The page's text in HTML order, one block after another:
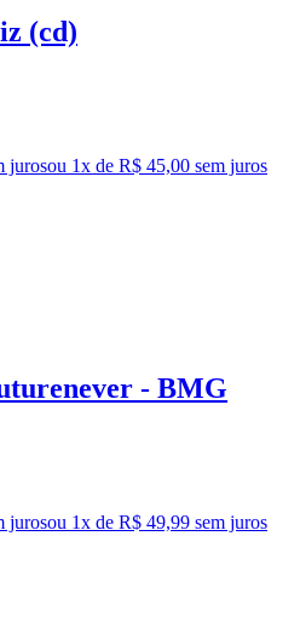
(cd)
jurosou 1x de R$ 45,00 sem juros
- BMG
jurosou 1x de R$ 49,99 sem juros